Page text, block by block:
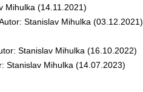
(14.11.2021)
Stanislav Mihulka (03.12.2021)
Stanislav Mihulka (16.10.2022)
Mihulka (14.07.2023)